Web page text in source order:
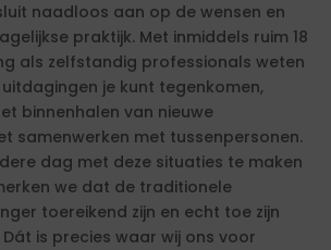
naadloos aan op de wensen en
praktijk. Met inmiddels ruim 18
als zelfstandig professionals weten
je kunt tegenkomen,
binnenhalen van nieuwe
samenwerken met tussenpersonen.
dag met deze situaties te maken
we dat de traditionele
toereikend zijn en echt toe zijn
is precies waar wij ons voor